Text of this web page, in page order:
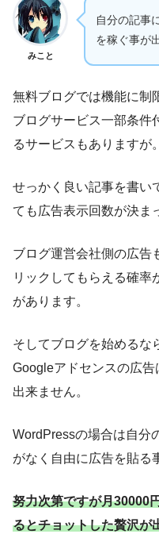
みこと
自分の記事
を稼ぐ事が
無料ブログでは機能に制
ブログサービス一部条件
るサービスもありますが。
せっかく良い記事を書
ても広告表示回数が決ま
ブログ運営会社側の広告
リックしてもらえる確率
があります。
そしてブログを始めるな
Googleアドセンスの広
出来ません。
WordPressの場合は自分
がなく自由に広告を貼る
努力次第ですが月30000
るとチョットした贅沢が